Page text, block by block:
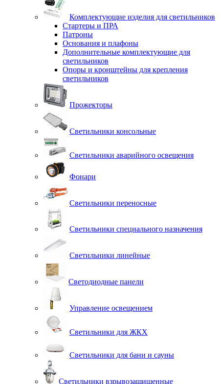
Комплектующие изделия для светильников
Стартеры и ПРА
Патроны
Основания и плафоны
Дополнительные комплектующие для
светильников
Опоры и кронштейны для крепления
светильников
Прожекторы
Светильники консольные
Светильники аварийного освещения
Фонари
Светильники переносные
Светильники специального назначения
Светильники линейные
Светодиодные панели
Управление освещением
Светильники для ЖКХ
Светильники для бани и сауны
Светильники взрывозащищенные